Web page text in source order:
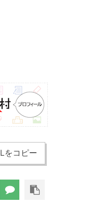
をコピー